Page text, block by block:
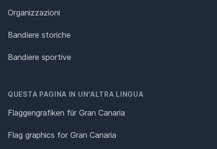
Organizzazioni
Bandiere storiche
Bandiere sportive
QUESTA PAGINA IN UN'ALTRA LINGUA
Flaggengrafiken für Gran Canaria
Flag graphics for Gran Canaria